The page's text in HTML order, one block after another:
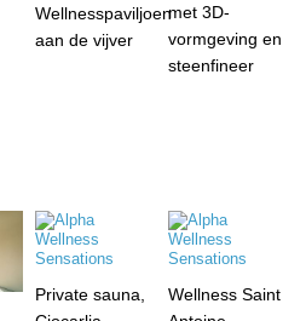
Wellnesspaviljoen
aan de vijver
met 3D-
vormgeving en
steenfineer
Private sauna,
Wellness Saint